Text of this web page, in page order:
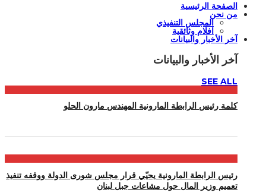
الصفحة الرئيسية
من نحن
المجلس التنفيذي
افلام وثائقية
آخر الأخبار والبيانات
آخر الأخبار والبيانات
SEE ALL
كلمة رئيس الرابطة المارونية المهندس مارون الحلو
رئيس الرابطة المارونية يحيّي قرار مجلس شورى الدولة ووقفه تنفيذ
تعميم وزير المال حول مشاعات جبل لبنان